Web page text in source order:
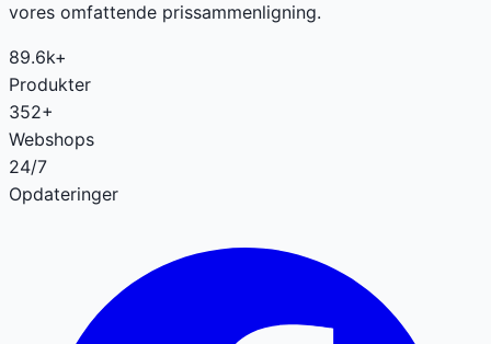
vores omfattende prissammenligning.
89.6k+
Produkter
352+
Webshops
24/7
Opdateringer